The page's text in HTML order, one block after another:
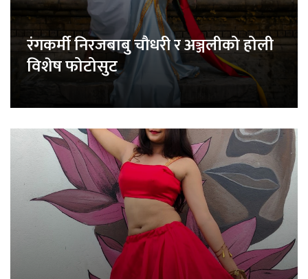
रंगकर्मी निरजबाबु चौधरी र अञ्जलीको होली
विशेष फोटोसुट